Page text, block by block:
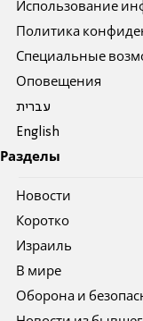
Использование
Политика
Специальные
Оповещения
עברית
English
Разделы
Новости
Коротко
Израиль
В мире
Оборона и